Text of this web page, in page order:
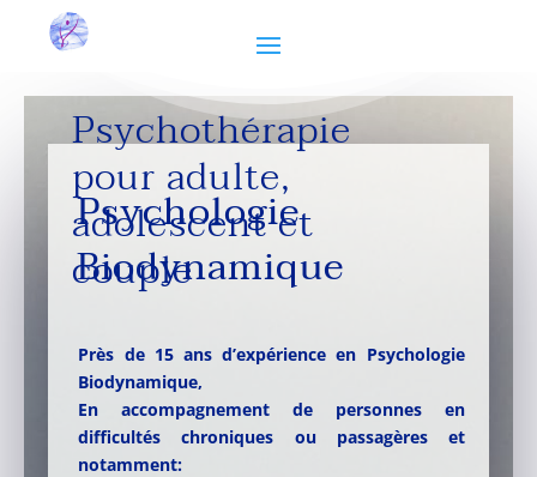
Psychothérapie
pour adulte,
adolescent et
couple
Psychologie
Biodynamique
Près de 15 ans d’expérience en Psychologie
Biodynamique,
En accompagnement de personnes en
difficultés chroniques ou passagères et
notamment: